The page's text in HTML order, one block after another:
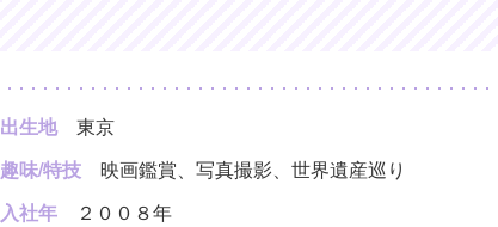
出生地
東京
趣味/特技
映画鑑賞、写真撮影、世界遺産巡り
入社年
２００８年